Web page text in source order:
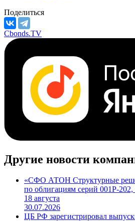
Поделиться
Cbonds.TV
Другие новости
«СФО АТОН Структурные
по облигациям серий 001Р-
18 августа
30.07.2026
ЦБ РФ зарегистрировал